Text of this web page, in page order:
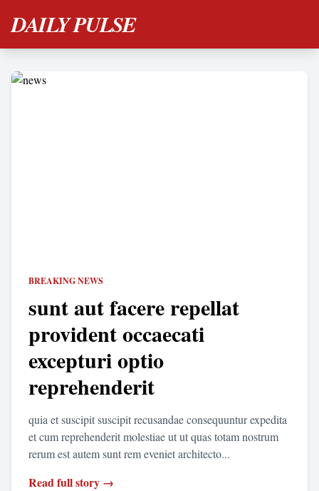
DAILY PULSE
BREAKING NEWS
sunt aut facere repellat
provident occaecati
excepturi optio
reprehenderit
quia et suscipit suscipit recusandae consequuntur expedita
et cum reprehenderit molestiae ut ut quas totam nostrum
rerum est autem sunt rem eveniet architecto...
Read full story →